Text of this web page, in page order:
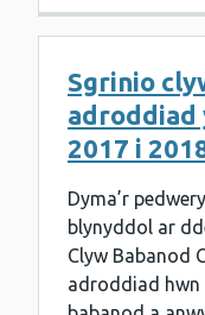
Sgrinio
adroddiad
2017 i
Dyma’r
blynyddol ar
Clyw Babanod
adroddiad hwn